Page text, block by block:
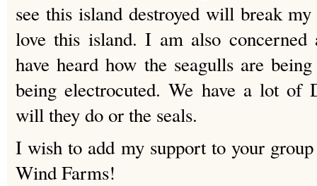
see this island destroyed will break
love this island. I am also
have heard how the seagulls are
being electrocuted. We have a lot of
will they do or the seals.
I wish to add my support to your
Wind Farms!